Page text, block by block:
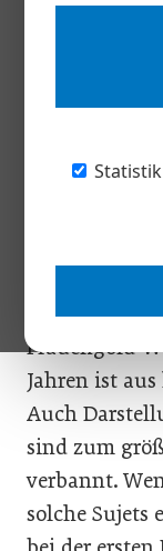
Statistik
Der Werberat ist
die eine Jury
zur
Am
bei Rollen-
Frauengold-
Jahren ist
Auch
sind zum
verbannt.
solche Sujets